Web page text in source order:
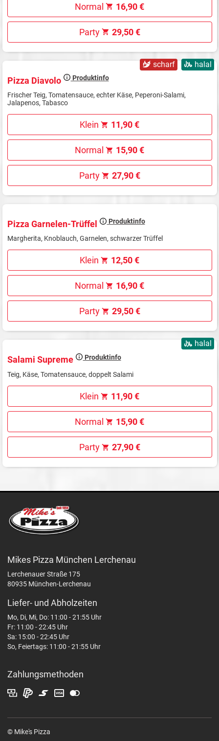
Normal 16,90 €
Party 29,50 €
scharf halal
Pizza Diavolo Produktinfo
Frischer Teig, Tomatensauce, echter Käse, Peperoni-Salami,
Jalapenos, Tabasco
Klein 11,90 €
Normal 15,90 €
Party 27,90 €
Pizza Garnelen-Trüffel Produktinfo
Margherita, Knoblauch, Garnelen, schwarzer Trüffel
Klein 12,50 €
Normal 16,90 €
Party 29,50 €
halal
Salami Supreme Produktinfo
Teig, Käse, Tomatensauce, doppelt Salami
Klein 11,90 €
Normal 15,90 €
Party 27,90 €
Mikes Pizza München Lerchenau
Lerchenauer Straße 175
80935 München-Lerchenau
Liefer- und Abholzeiten
Mo, Di, Mi, Do: 11:00 - 21:55 Uhr
Fr: 11:00 - 22:45 Uhr
Sa: 15:00 - 22:45 Uhr
So, Feiertags: 11:00 - 21:55 Uhr
Zahlungsmethoden
© Mike's Pizza